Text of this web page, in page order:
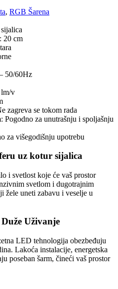
, RGB Šarena
: 20 cm
50/60Hz
lm/v
zagreva se tokom rada
: Pogodno za unutrašnju i spoljašnju
za višegodišnju upotrebu
uz kotur sijalica
i svetlost koje će vaš prostor
svetlom i dugotrajnim
žele uneti zabavu i veselje u
Uživanje
LED tehnologija obezbeđuju
Lakoća instalacije, energetska
poseban šarm, čineći vaš prostor